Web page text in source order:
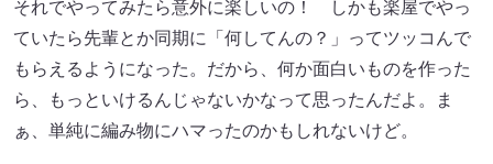
それでやってみたら意外に楽しいの！ しかも楽屋でやっ
ていたら先輩とか同期に「何してんの？」ってツッコんで
もらえるようになった。だから、何か面白いものを作った
ら、もっといけるんじゃないかなって思ったんだよ。ま
ぁ、単純に編み物にハマったのかもしれないけど。